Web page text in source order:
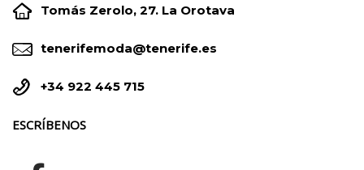

 Tomás Zerolo, 27. La Orotava

 tenerifemoda@tenerife.es

 +34 922 445 715
ESCRÍBENOS